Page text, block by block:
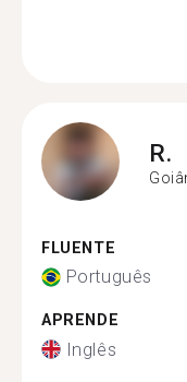
R.
FLUENTE
Português
APRENDE
Inglês